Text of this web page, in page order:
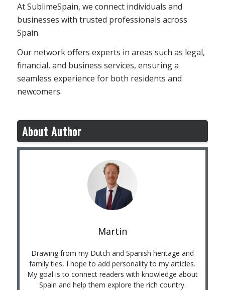
At SublimeSpain, we connect individuals and
businesses with trusted professionals across
Spain.
Our network offers experts in areas such as legal,
financial, and business services, ensuring a
seamless experience for both residents and
newcomers.
About Author
Martin
Drawing from my Dutch and Spanish heritage and
family ties, I hope to add personality to my articles.
My goal is to connect readers with knowledge about
Spain and help them explore the rich country.